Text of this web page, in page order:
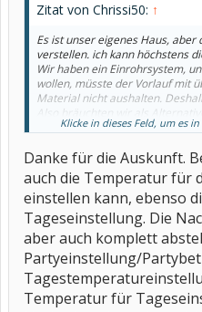
Zitat von Chrissi50: ↑
Es ist unser eigenes Haus,
verstellen. ich kann höchstens
Wir haben ein Einrohrsystem,
wollen, müsste der Vorlauf mit
Material nicht aushalten.
Also bräuchten wir als
aber wegen der 2-3 Herbst-
war/ist.
Achso, in den beiden Bädern
zum Auf- und Zu-Drehen. Die
egal wie warm oder kalt es
Klicke in dieses Feld, um es
Danke für die Auskunft.
auch die Temperatur für
einstellen kann, ebenso
Tageseinstellung. Die
aber auch komplett
Partyeinstellung/
Temperatur für